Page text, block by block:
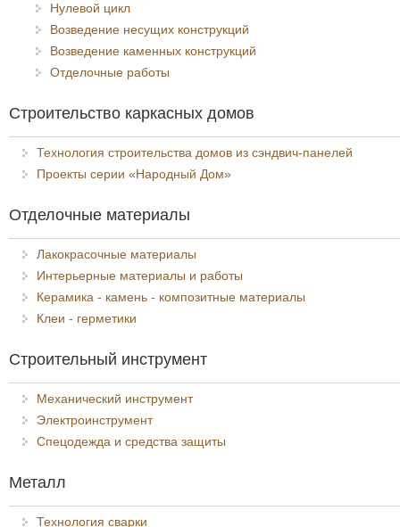
Нулевой цикл
Возведение несущих конструкций
Возведение каменных конструкций
Отделочные работы
Строительство каркасных домов
Технология строительства домов из сэндвич-панелей
Проекты серии «Народный Дом»
Отделочные материалы
Лакокрасочные материалы
Интерьерные материалы и работы
Керамика - камень - композитные материалы
Клеи - герметики
Строительный инструмент
Механический инструмент
Электроинструмент
Спецодежда и средства защиты
Металл
Технология сварки